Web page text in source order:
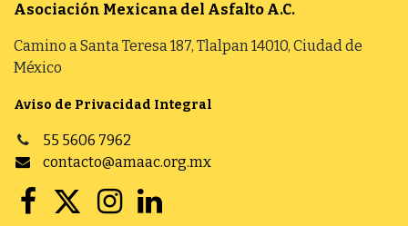
Asociación Mexicana del Asfalto A.C.
Camino a Santa Teresa 187, Tlalpan 14010, Ciudad de
México
Aviso de Privacidad Integral
55 5606 7962
contacto@amaac.org.mx